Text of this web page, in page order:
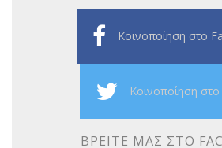
Κοινοποίηση στο
Κοινοποίηση
ΒΡΕΊΤΕ ΜΑΣ ΣΤΟ